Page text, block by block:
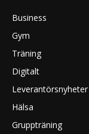
Business
Gym
Träning
Digitalt
Leverantörsnyheter
Hälsa
Gruppträning